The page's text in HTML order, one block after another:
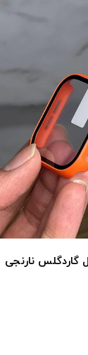
گاردگلس نارنجی